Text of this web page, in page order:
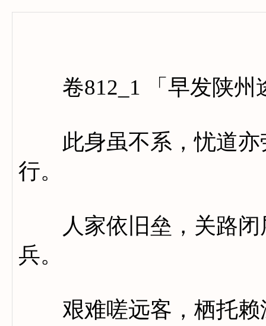
卷812_1 「早发陕州
此身虽不系，忧道亦
行。
人家依旧垒，关路闭
兵。
艰难嗟远客，栖托赖